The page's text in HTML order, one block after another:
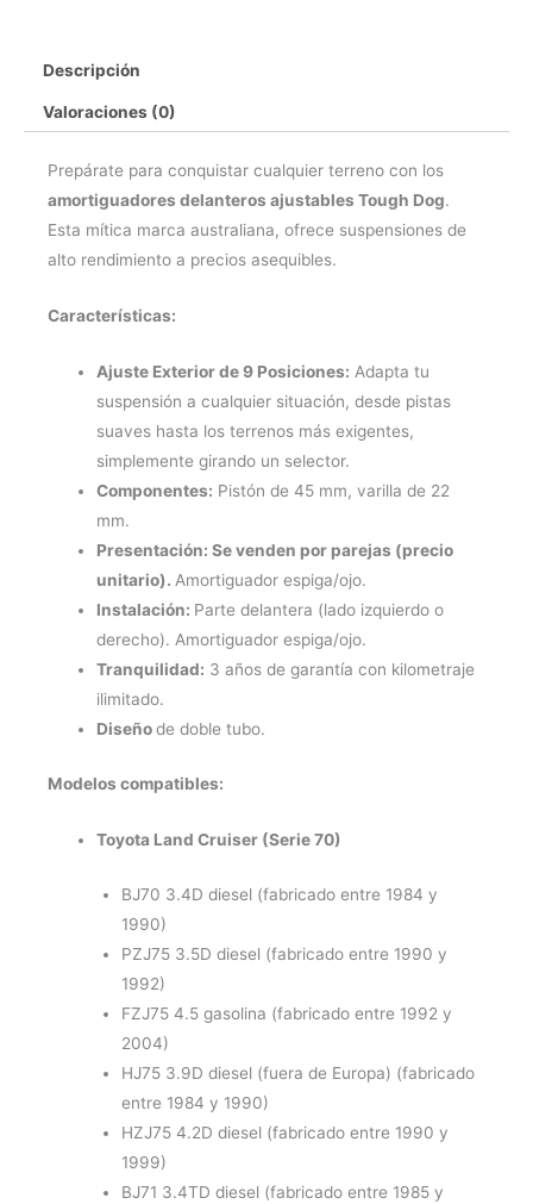
Dog
45
mm
cantidad
Descripción
Valoraciones (0)
Prepárate para conquistar cualquier terreno con los
amortiguadores delanteros ajustables Tough Dog.
Esta mítica marca australiana, ofrece suspensiones de
alto rendimiento a precios asequibles.
Características:
Ajuste Exterior de 9 Posiciones: Adapta tu
suspensión a cualquier situación, desde pistas
suaves hasta los terrenos más exigentes,
simplemente girando un selector.
Componentes: Pistón de 45 mm, varilla de 22
mm.
Presentación: Se venden por parejas (precio
unitario).Amortiguador espiga/ojo.
Instalación: Parte delantera (lado izquierdo o
derecho). Amortiguador espiga/ojo.
Tranquilidad: 3 años de garantía con kilometraje
ilimitado.
Diseñode doble tubo.
Modelos compatibles:
Toyota Land Cruiser (Serie 70)
BJ70 3.4D diesel (fabricado entre 1984 y
1990)
PZJ75 3.5D diesel (fabricado entre 1990 y
1992)
FZJ75 4.5 gasolina (fabricado entre 1992 y
2004)
HJ75 3.9D diesel (fuera de Europa) (fabricado
entre 1984 y 1990)
HZJ75 4.2D diesel (fabricado entre 1990 y
1999)
BJ71 3.4TD diesel (fabricado entre 1985 y